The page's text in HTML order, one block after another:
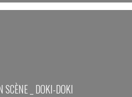
SCÈNE _ DOKI-DOKI